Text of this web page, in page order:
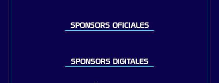
SPONSORS OFICIALES
SPONSORS DIGITALES